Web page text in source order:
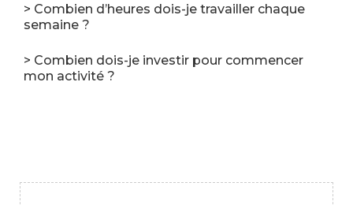
> Combien d’heures dois-je travailler chaque
semaine ?
> Combien dois-je investir pour commencer
mon activité ?